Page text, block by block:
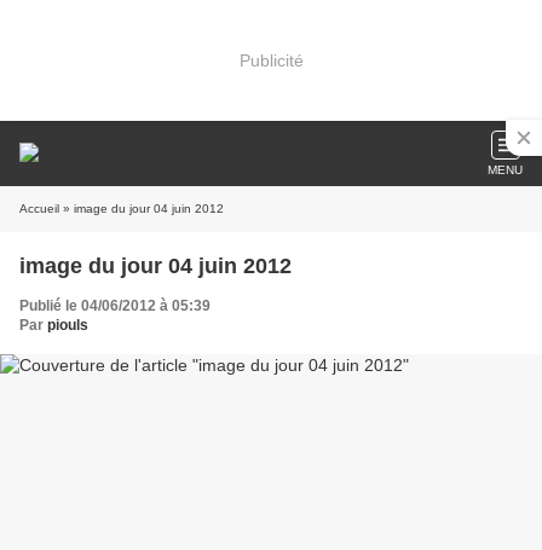
Publicité
MENU
Accueil » image du jour 04 juin 2012
image du jour 04 juin 2012
Publié le 04/06/2012 à 05:39
Par piouls